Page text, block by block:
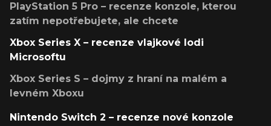
PlayStation 5 Pro – recenze konzole, kterou
zatím nepotřebujete, ale chcete
Xbox Series X – recenze vlajkové lodi
Microsoftu
Xbox Series S – dojmy z hraní na malém a
levném Xboxu
Nintendo Switch 2 – recenze nové konzole